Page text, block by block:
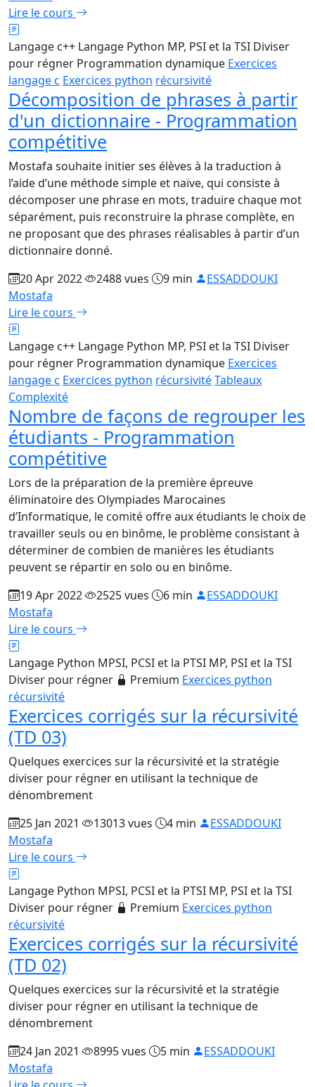
Lire le cours
Langage c++ Langage Python MP, PSI et la TSI Diviser
pour régner Programmation dynamique Exercices
langage c Exercices python récursivité
Décomposition de phrases à partir
d'un dictionnaire - Programmation
compétitive
Mostafa souhaite initier ses élèves à la traduction à
l’aide d’une méthode simple et naïve, qui consiste à
décomposer une phrase en mots, traduire chaque mot
séparément, puis reconstruire la phrase complète, en
ne proposant que des phrases réalisables à partir d’un
dictionnaire donné.
20 Apr 2022
2488 vues 9 min
ESSADDOUKI
Mostafa
Lire le cours
Langage c++ Langage Python MP, PSI et la TSI Diviser
pour régner Programmation dynamique Exercices
langage c Exercices python récursivitéTableaux
Complexité
Nombre de façons de regrouper les
étudiants - Programmation
compétitive
Lors de la préparation de la première épreuve
éliminatoire des Olympiades Marocaines
d’Informatique, le comité offre aux étudiants le choix de
travailler seuls ou en binôme, le problème consistant à
déterminer de combien de manières les étudiants
peuvent se répartir en solo ou en binôme.
19 Apr 2022
2525 vues 6 min
ESSADDOUKI
Mostafa
Lire le cours
Langage Python MPSI, PCSI et la PTSI MP, PSI et la TSI
Diviser pour régner
Premium Exercices python
récursivité
Exercices corrigés sur la récursivité
(TD 03)
Quelques exercices sur la récursivité et la stratégie
diviser pour régner en utilisant la technique de
dénombrement
25 Jan 2021
13013 vues 4 min
ESSADDOUKI
Mostafa
Lire le cours
Langage Python MPSI, PCSI et la PTSI MP, PSI et la TSI
Diviser pour régner
Premium Exercices python
récursivité
Exercices corrigés sur la récursivité
(TD 02)
Quelques exercices sur la récursivité et la stratégie
diviser pour régner en utilisant la technique de
dénombrement
24 Jan 2021
8995 vues 5 min
ESSADDOUKI
Mostafa